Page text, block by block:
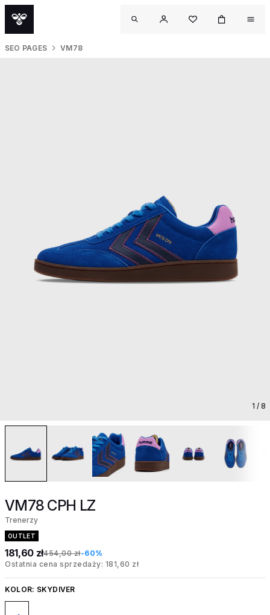
SEO PAGES VM78
1 / 8
VM78 CPH LZ
Trenerzy
OUTLET
181,60 zł454,00 zł-60%
Ostatnia cena sprzedaży: 181,60 zł
KOLOR: SKYDIVER